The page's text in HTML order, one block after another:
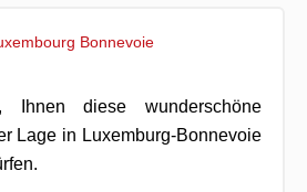
Bonnevoie
Ihnen diese wunderschöne
Lage in Luxemburg-Bonnevoie